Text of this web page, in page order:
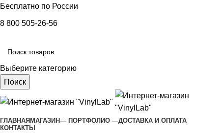
Бесплатно по России
8 800 505-26-56
Выберите категорию
Поиск
ГЛАВНАЯ МАГАЗИН— ПОРТФОЛИО —ДОСТАВКА И ОПЛАТА
КОНТАКТЫ